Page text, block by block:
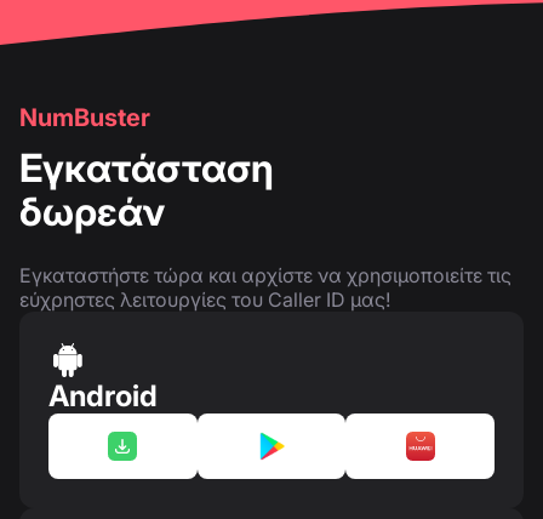
NumBuster
Εγκατάσταση
δωρεάν
Εγκαταστήστε τώρα και αρχίστε να χρησιμοποιείτε τις
εύχρηστες λειτουργίες του Caller ID μας!
Android